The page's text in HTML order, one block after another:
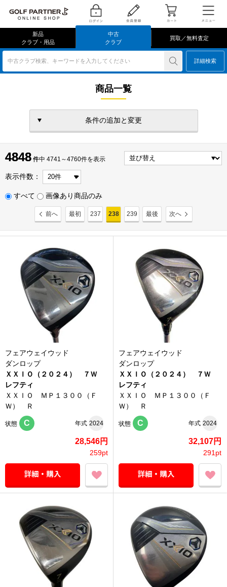
新品
クラブ・用品
中古
クラブ
買取／無料査定
中古クラブ検索、キーワードを入力してください 詳細検索
商品一覧
条件の追加と変更
4848 件
4848 件中 4741～4760件を表示
表示件数：
すべて 画像あり商品のみ
前へ 最初 237 238 239 最後 次へ
フェアウェイウッド
ダンロップ
ＸＸＩＯ（２０２４） ７Ｗ
レフティ
ＸＸＩＯ ＭＰ１３００（Ｆ
Ｗ） Ｒ
状態 C 年式 2024
28,546円
259pt
フェアウェイウッド
ダンロップ
ＸＸＩＯ（２０２４） ７Ｗ
レフティ
ＸＸＩＯ ＭＰ１３００（Ｆ
Ｗ） Ｒ
状態 C 年式 2024
32,107円
291pt